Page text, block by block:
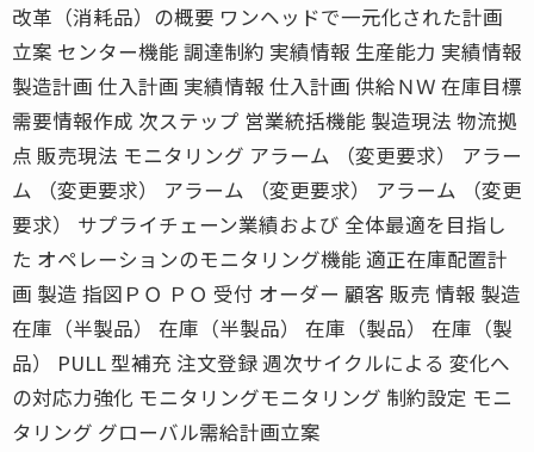
改革（消耗品）の概要 ワンヘッドで一元化された計画
立案 センター機能 調達制約 実績情報 生産能力 実績情報
製造計画 仕入計画 実績情報 仕入計画 供給ＮＷ 在庫目標
需要情報作成 次ステップ 営業統括機能 製造現法 物流拠
点 販売現法 モニタリング アラーム （変更要求） アラー
ム （変更要求） アラーム （変更要求） アラーム （変更
要求） サプライチェーン業績および 全体最適を目指し
た オペレーションのモニタリング機能 適正在庫配置計
画 製造 指図ＰＯ ＰＯ 受付 オーダー 顧客 販売 情報 製造
在庫（半製品） 在庫（半製品） 在庫（製品） 在庫（製
品） PULL 型補充 注文登録 週次サイクルによる 変化へ
の対応力強化 モニタリングモニタリング 制約設定 モニ
タリング グローバル需給計画立案